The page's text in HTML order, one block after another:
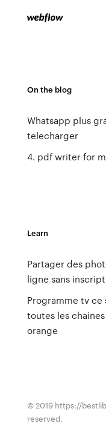
On the blog
Whatsapp plus
telecharger
4. pdf writer for
Learn
Partager des
ligne sans
Programme tv ce
toutes les chaines
orange
© 2019 https://
reserved.